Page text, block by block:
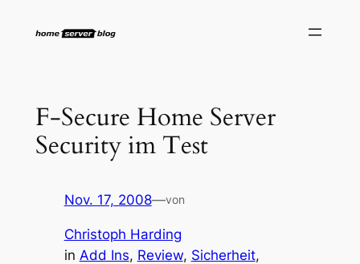
Inhalt
F-Secure Home Server
Security im Test
Nov. 17, 2008—von
Christoph Harding
in Add Ins, Review, Sicherheit